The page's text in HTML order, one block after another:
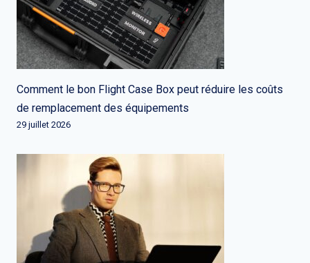
Comment le bon Flight Case Box peut réduire les coûts
de remplacement des équipements
29 juillet 2026